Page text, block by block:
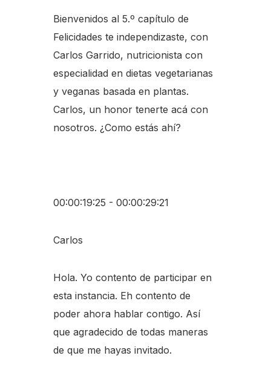
Bienvenidos al 5.º capítulo de
Felicidades te independizaste, con
Carlos Garrido, nutricionista con
especialidad en dietas vegetarianas
y veganas basada en plantas.
Carlos, un honor tenerte acá con
nosotros. ¿Como estás ahí?
00:00:19:25 - 00:00:29:21
Carlos
Hola. Yo contento de participar en
esta instancia. Eh contento de
poder ahora hablar contigo. Así
que agradecido de todas maneras
de que me hayas invitado.